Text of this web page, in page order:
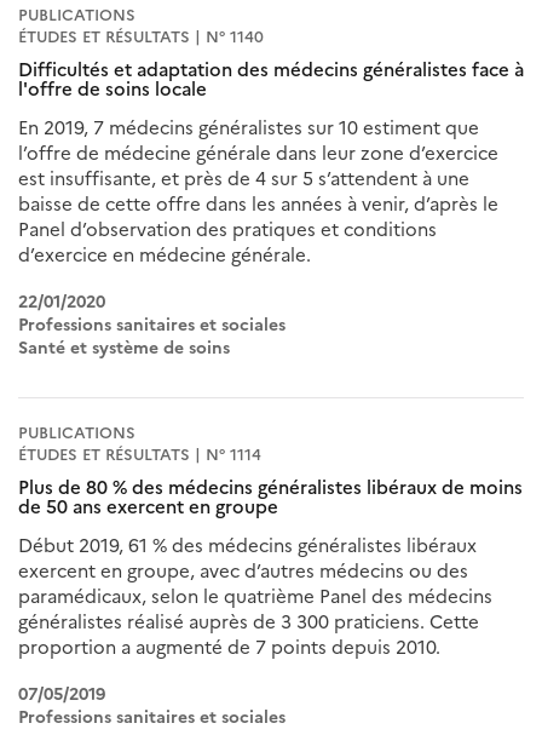
PUBLICATIONS
ÉTUDES ET RÉSULTATS | N° 1140
Difficultés et adaptation des médecins généralistes face à
l'offre de soins locale
En 2019, 7 médecins généralistes sur 10 estiment que
l’offre de médecine générale dans leur zone d’exercice
est insuffisante, et près de 4 sur 5 s’attendent à une
baisse de cette offre dans les années à venir, d’après le
Panel d’observation des pratiques et conditions
d’exercice en médecine générale.
22/01/2020
Professions sanitaires et sociales
Santé et système de soins
PUBLICATIONS
ÉTUDES ET RÉSULTATS | N° 1114
Plus de 80 % des médecins généralistes libéraux de moins
de 50 ans exercent en groupe
Début 2019, 61 % des médecins généralistes libéraux
exercent en groupe, avec d’autres médecins ou des
paramédicaux, selon le quatrième Panel des médecins
généralistes réalisé auprès de 3 300 praticiens. Cette
proportion a augmenté de 7 points depuis 2010.
07/05/2019
Professions sanitaires et sociales